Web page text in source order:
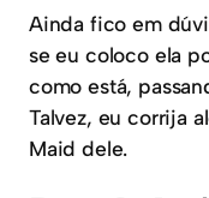
Ainda fico em
se eu coloco ela
como está,
Talvez, eu corrija
Maid dele.